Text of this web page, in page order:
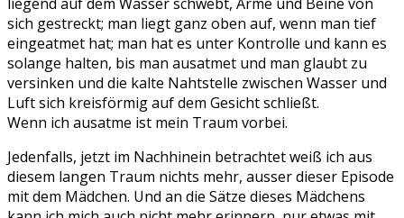
sich gestreckt; man liegt ganz oben auf, wenn man tief
eingeatmet hat; man hat es unter Kontrolle und kann es
solange halten, bis man ausatmet und man glaubt zu
versinken und die kalte Nahtstelle zwischen Wasser und
Luft sich kreisförmig auf dem Gesicht schließt.
Wenn ich ausatme ist mein Traum vorbei.
Jedenfalls, jetzt im Nachhinein betrachtet weiß ich aus
diesem langen Traum nichts mehr, ausser dieser Episode
mit dem Mädchen. Und an die Sätze dieses Mädchens